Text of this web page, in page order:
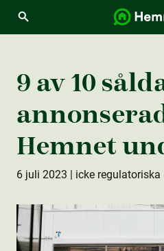
9 av 10
Hemnet
6 juli 2023 | icke regulatoriska